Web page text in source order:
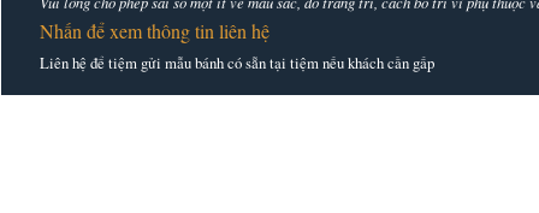
Nhấn để xem thông tin liên hệ
Liên hệ để tiệm gửi mẫu bánh có sẵn tại tiệm nếu khách cần gấp